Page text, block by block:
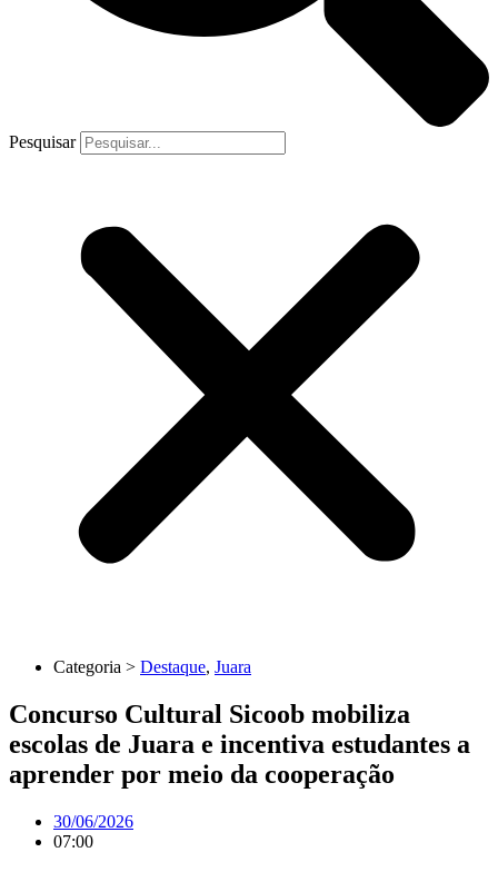
Pesquisar
Categoria > Destaque, Juara
Concurso Cultural Sicoob mobiliza
escolas de Juara e incentiva estudantes a
aprender por meio da cooperação
30/06/2026
07:00